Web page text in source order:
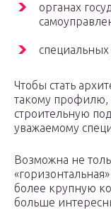
органах
Чтобы стать
такому профилю,
строительную
уважаемому
Возможна не
более крупную
больше